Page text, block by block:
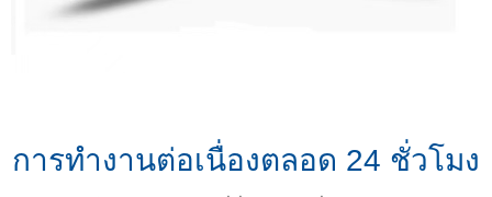
การทํางานต่อเนื่องตลอด 24 ชั่วโมง